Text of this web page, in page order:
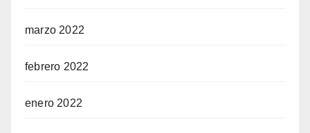
marzo 2022
febrero 2022
enero 2022